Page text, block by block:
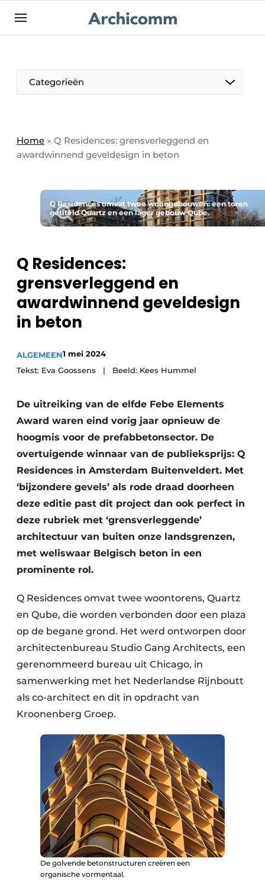
NL be-FR
Categorieën
Home » Q Residences: grensverleggend en
awardwinnend geveldesign in beton
Q Residences omvat twee woongebouwen: een toren
getiteld Quartz en een lager gebouw Qube.
Q Residences:
grensverleggend en
awardwinnend geveldesign
in beton
ALGEMEEN1 mei 2024
Tekst: Eva Goossens | Beeld: Kees Hummel
De uitreiking van de elfde Febe Elements
Award waren eind vorig jaar opnieuw de
hoogmis voor de prefabbetonsector. De
overtuigende winnaar van de publieksprijs: Q
Residences in Amsterdam Buitenveldert. Met
‘bijzondere gevels’ als rode draad doorheen
deze editie past dit project dan ook perfect in
deze rubriek met ‘grensverleggende’
architectuur van buiten onze landsgrenzen,
met weliswaar Belgisch beton in een
prominente rol.
Q Residences omvat twee woontorens, Quartz
en Qube, die worden verbonden door een plaza
op de begane grond. Het werd ontworpen door
architectenbureau Studio Gang Architects, een
gerenommeerd bureau uit Chicago, in
samenwerking met het Nederlandse Rijnboutt
als co-architect en dit in opdracht van
Kroonenberg Groep.
De golvende betonstructuren creëren een
organische vormentaal.